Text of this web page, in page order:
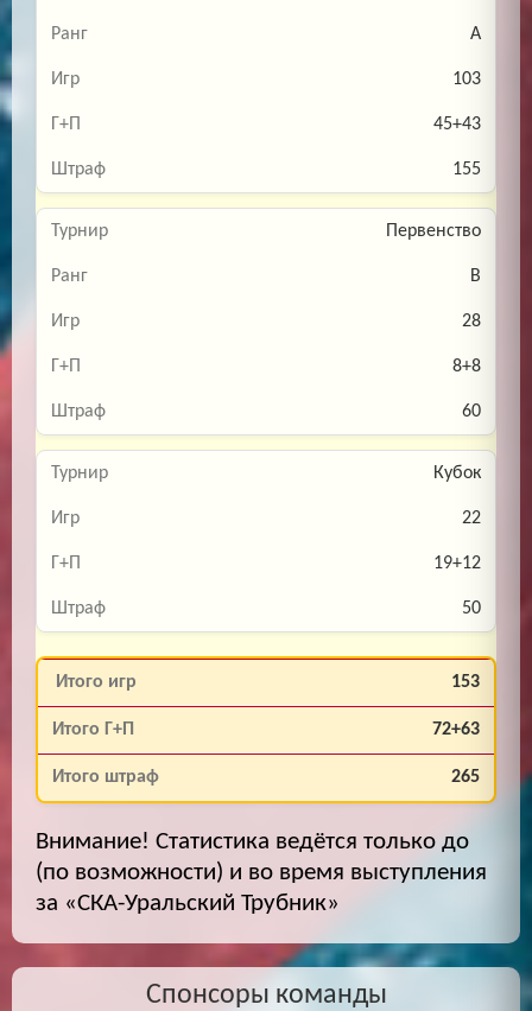
A
103
45+43
155
Первенство
B
28
8+8
60
Кубок
22
19+12
50
153
72+63
265
Внимание! Статистика ведётся только до
(по возможности) и во время выступления
за «СКА-Уральский Трубник»
Спонсоры команды